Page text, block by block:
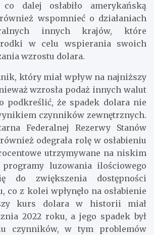
dalej osłabiło amerykańską
wspomnieć o działaniach
innych krajów, które
w celu wspierania swoich
wzrostu dolara.
który miał wpływ na najniższy
wzrosła podaż innych walut
podkreślić, że spadek dolara nie
czynników zewnętrznych.
Federalnej Rezerwy Stanów
odegrała rolę w osłabieniu
utrzymywane na niskim
luzowania ilościowego
do zwiększenia dostępności
co z kolei wpłynęło na osłabienie
kurs dolara w historii miał
2022 roku, a jego spadek był
czynników, w tym problemów